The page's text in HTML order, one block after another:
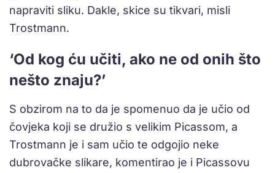
napraviti sliku. Dakle, skice su tikvari, misli
Trostmann.
‘Od kog ću učiti, ako ne od onih što
nešto znaju?’
S obzirom na to da je spomenuo da je učio od
čovjeka koji se družio s velikim Picassom, a
Trostmann je i sam učio te odgojio neke
dubrovačke slikare, komentirao je i Picassovu